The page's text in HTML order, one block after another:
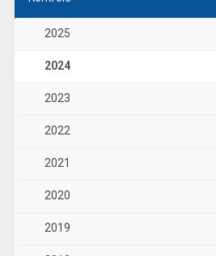
2025
2024
2023
2022
2021
2020
2019